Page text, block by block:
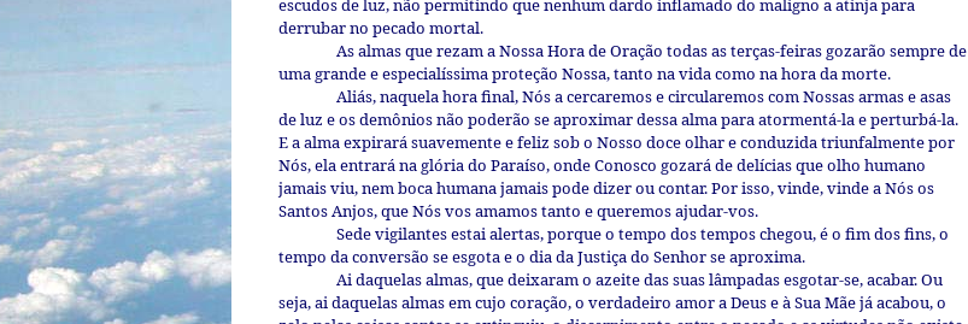
escudos de luz, não permitindo que nenhum dardo inflamado do maligno a atinja para
derrubar no pecado mortal.
As almas que rezam a Nossa Hora de Oração todas as terças-feiras gozarão sempre de
uma grande e especialíssima proteção Nossa, tanto na vida como na hora da morte.
Aliás, naquela hora final, Nós a cercaremos e circularemos com Nossas armas e asas
de luz e os demônios não poderão se aproximar dessa alma para atormentá-la e perturbá-la.
E a alma expirará suavemente e feliz sob o Nosso doce olhar e conduzida triunfalmente por
Nós, ela entrará na glória do Paraíso, onde Conosco gozará de delícias que olho humano
jamais viu, nem boca humana jamais pode dizer ou contar. Por isso, vinde, vinde a Nós os
Santos Anjos, que Nós vos amamos tanto e queremos ajudar-vos.
Sede vigilantes estai alertas, porque o tempo dos tempos chegou, é o fim dos fins, o
tempo da conversão se esgota e o dia da Justiça do Senhor se aproxima.
Ai daquelas almas, que deixaram o azeite das suas lâmpadas esgotar-se, acabar. Ou
seja, ai daquelas almas em cujo coração, o verdadeiro amor a Deus e à Sua Mãe já acabou, o